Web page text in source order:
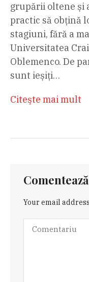
grupării oltene și
practic să obțină
stagiuni, fără a
Universitatea
Oblemenco. De
sunt ieșiți…
Citeşte mai mult
Comentează
Your email